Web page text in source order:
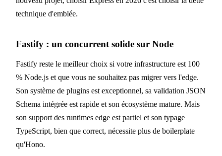
technique d'emblée.
Fastify : un concurrent solide sur Node
Fastify reste le meilleur choix si votre infrastructure est 100
% Node.js et que vous ne souhaitez pas migrer vers l'edge.
Son système de plugins est exceptionnel, sa validation JSON
Schema intégrée est rapide et son écosystème mature. Mais
son support des runtimes edge est partiel et son typage
TypeScript, bien que correct, nécessite plus de boilerplate
qu'Hono.